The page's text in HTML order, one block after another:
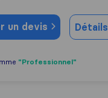
un devis Détails
"Professionnel"